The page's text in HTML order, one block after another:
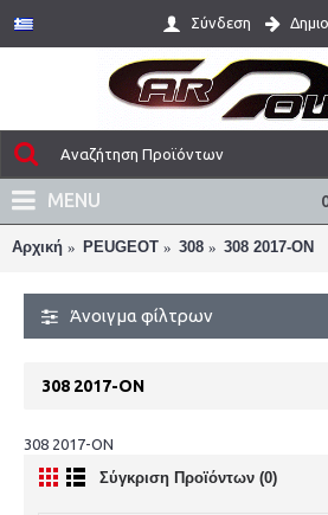
Σύνδεση
MENU
Αρχική PEUGEOT 308 308 2017-ON
Άνοιγμα φίλτρων
308 2017-ON
308 2017-ON
Σύγκριση Προϊόντων (0)